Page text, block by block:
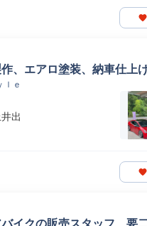
、エアロ塗装、納車仕上
ｌｅ
出
バイクの販売スタッフ 要